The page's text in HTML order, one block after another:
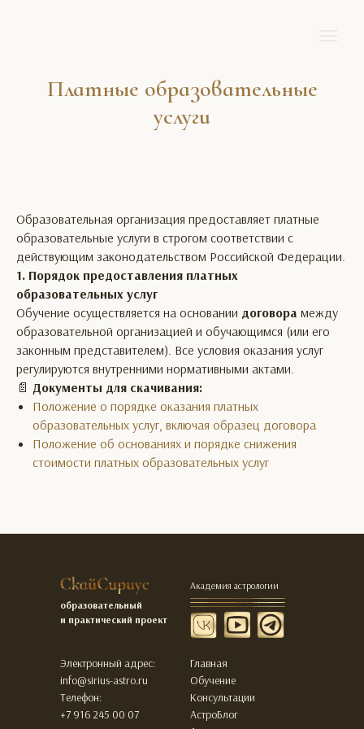
Платные образовательные
услуги
Образовательная организация предоставляет платные
образовательные услуги в строгом соответствии с
действующим законодательством Российской Федерации.
1. Порядок предоставления платных
образовательных услуг
Обучение осуществляется на основании договора между
образовательной организацией и обучающимся (или его
законным представителем). Все условия оказания услуг
регулируются внутренними нормативными актами.
📄 Документы для скачивания:
Положение о порядке оказания платных
образовательных услуг, включая образец договора
Положение об основаниях и порядке снижения
стоимости платных образовательных услуг
образовательный
и практический проект
Главная
Обучение
Консультации
АстроБлог
Электронный адрес:
info@sirius-astro.ru
Телефон:
+7 916 245 00 07
Академия астрологии